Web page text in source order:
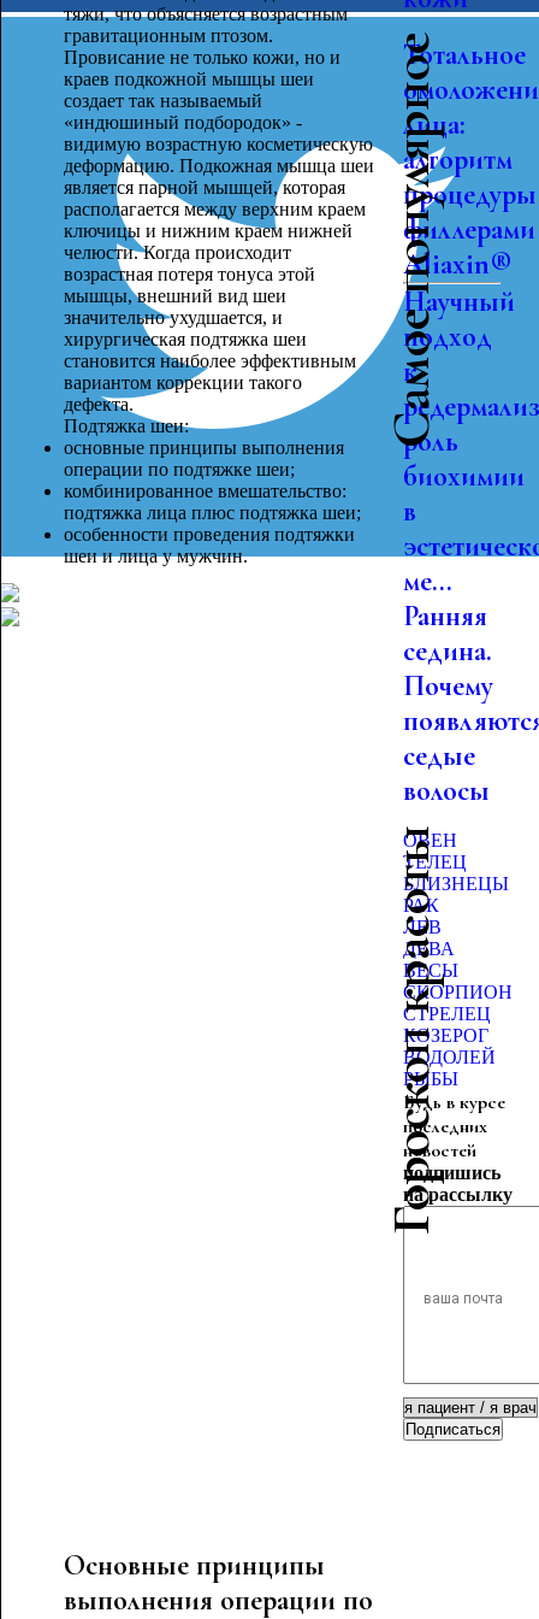
тяжи, что объясняется возрастным
гравитационным птозом.
Провисание не только кожи, но и
краев подкожной мышцы шеи
создает так называемый
«индюшиный подбородок» -
видимую возрастную косметическую
деформацию. Подкожная мышца шеи
является парной мышцей, которая
располагается между верхним краем
ключицы и нижним краем нижней
челюсти. Когда происходит
возрастная потеря тонуса этой
мышцы, внешний вид шеи
значительно ухудшается, и
хирургическая подтяжка шеи
становится наиболее эффективным
вариантом коррекции такого
дефекта.
Подтяжка шеи:
основные принципы выполнения
операции по подтяжке шеи;
комбинированное вмешательство:
подтяжка лица плюс подтяжка шеи;
особенности проведения подтяжки
шеи и лица у мужчин.
Основные принципы
выполнения операции по
Самое популярное
Тотальное
лица:
алгоритм
процедуры
филлерами
Aliaxin®
Научный
подход
к
роль
биохимии
в
ме...
Ранняя
седина.
Почему
седые
волосы
Гороскоп красоты
ОВЕН
ТЕЛЕЦ
БЛИЗНЕЦЫ
РАК
ЛЕВ
ДЕВА
ВЕСЫ
СКОРПИОН
СТРЕЛЕЦ
КОЗЕРОГ
ВОДОЛЕЙ
РЫБЫ
Будь в курсе
последних
новостей
подпишись
на рассылку
Подписаться